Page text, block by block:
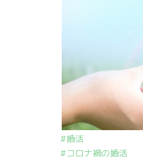
#婚活
#コロナ禍の婚活